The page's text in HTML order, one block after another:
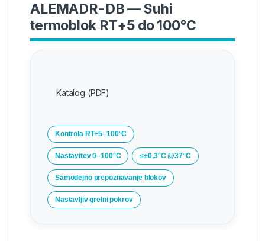
ALEMADR-DB — Suhi
termoblok RT+5 do 100°C
Katalog (PDF)
Kontrola RT+5–100°C
Nastavitev 0–100°C ≤±0,3°C @37°C
Samodejno prepoznavanje blokov
Nastavljiv grelni pokrov